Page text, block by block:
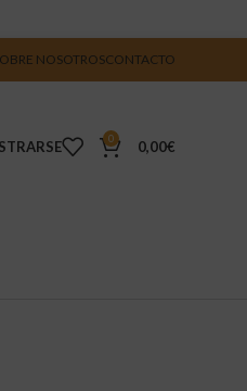
NOSOTROSCONTACTO
0 0,00€